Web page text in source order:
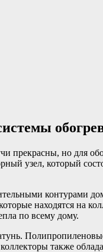
прекрасны, но для
узел, который
контурами
находятся на
по всему дому.
также